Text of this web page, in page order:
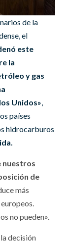
de la
el
este
la
y gas
Unidos»
países
hidrocarburos
nuestros
de
más
no pueden».
decisión